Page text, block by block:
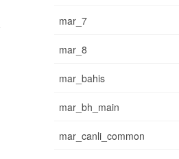
mar_7
mar_8
mar_bahis
mar_bh_main
mar_canli_common